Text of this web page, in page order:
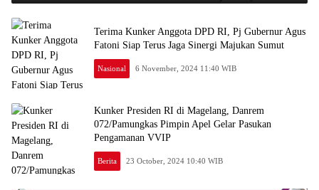
Terima Kunker Anggota DPD RI, Pj Gubernur Agus
Fatoni Siap Terus Jaga Sinergi Majukan Sumut
Nasional 6 November, 2024 11:40 WIB
Kunker Presiden RI di Magelang, Danrem
072/Pamungkas Pimpin Apel Gelar Pasukan
Pengamanan VVIP
Berita 23 October, 2024 10:40 WIB